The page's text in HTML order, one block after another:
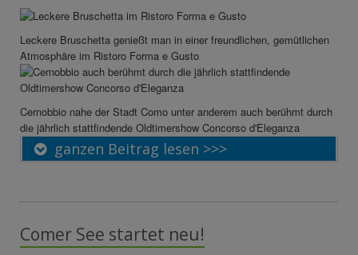
Leckere Bruschetta genießt man in einer freundlichen, gemütlichen
Atmosphäre im Ristoro Forma e Gusto
Cernobbio nahe der Stadt Como unter anderem auch berühmt durch
die jährlich stattfindende Oldtimershow Concorso d'Eleganza
ganzen Beitrag lesen >>>
Comer See startet neu!